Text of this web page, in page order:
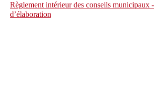
Règlement intérieur des conseils municipaux
d’élaboration